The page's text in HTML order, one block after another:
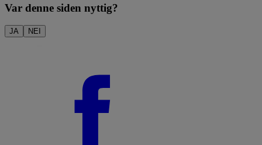
Var denne siden nyttig?
JA NEI